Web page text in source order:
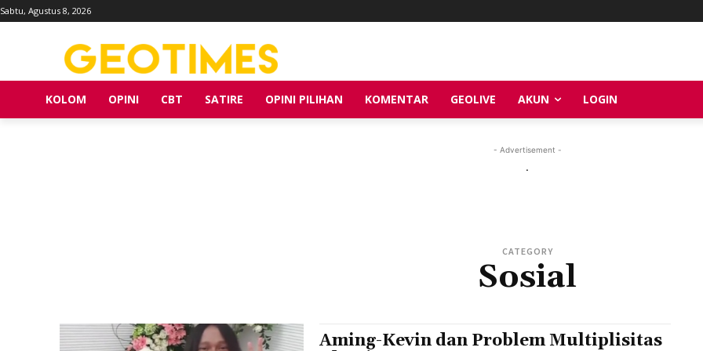
Sabtu, Agustus 8, 2026
KOLOM OPINI CBT SATIRE OPINI PILIHAN KOMENTAR GEOLIVE AKUN LOGIN
- Advertisement -
.
CATEGORY
Sosial
Aming-Kevin dan Problem Multiplisitas